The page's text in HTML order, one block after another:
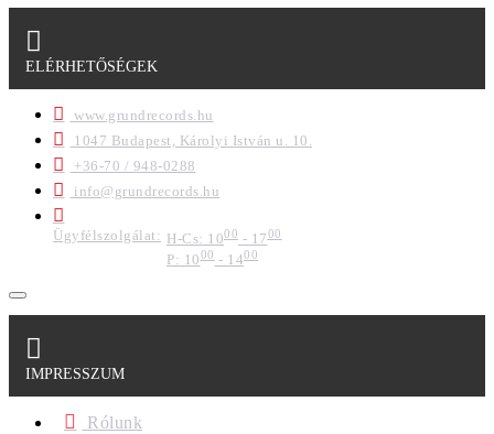
ELÉRHETŐSÉGEK
www.grundrecords.hu
1047 Budapest, Károlyi István u. 10.
+36-70 / 948-0288
info@grundrecords.hu
Ügyfélszolgálat: H-Cs: 1000 - 1700
P: 1000- 1400
IMPRESSZUM
Rólunk